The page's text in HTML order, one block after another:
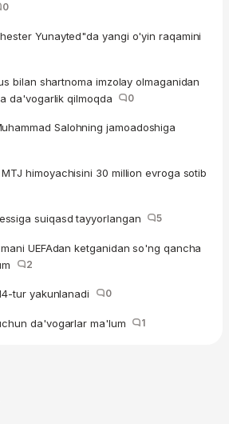
0
Yunayted"da yangi o'yin raqamini
bilan shartnoma imzolay olmaganidan
da'vogarlik qilmoqda
0
Salohning jamoadoshiga
himoyachisini 30 million evroga sotib
suiqasd tayyorlangan 5
UEFAdan ketganidan so'ng qancha
2
tur yakunlanadi 0
da'vogarlar ma'lum 1